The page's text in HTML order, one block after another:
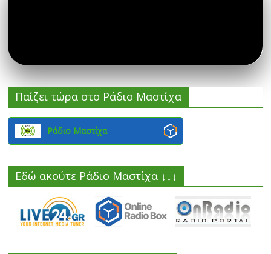
Παίζει τώρα στο Ράδιο Μαστίχα
Ράδιο Μαστίχα
Εδώ ακούτε Ράδιο Μαστίχα ↓↓↓